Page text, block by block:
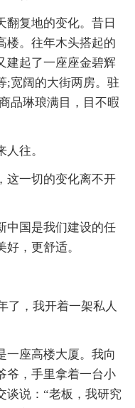
翻复地的变化。昔日
楼。往年木头搭起的
建起了一座座金碧辉
;宽阔的大街两房。驻
品琳琅满目，目不暇
往。
这一切的变化离不开
中国是我们建设的任
，更舒适。
了，我开着一架私人
一座高楼大厦。我向
爷，手里拿着一台小
谈说：“老板，我研究